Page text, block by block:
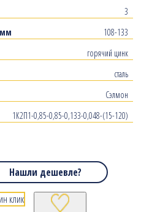
3
108-133
горячий цинк
сталь
Сэлмон
1К2П1-0,85-0,85-0,133-0,048-(15-120)
Нашли дешевле?
клик